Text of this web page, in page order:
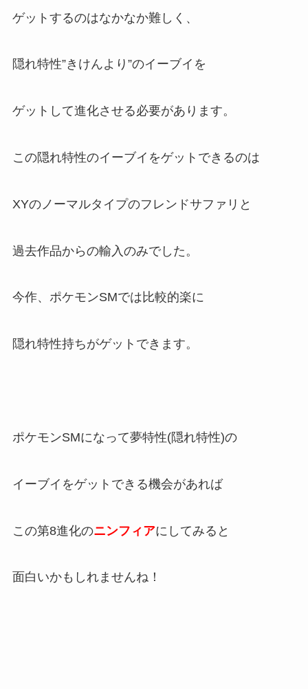
ゲットするのはなかなか難しく、
隠れ特性”きけんより”のイーブイを
ゲットして進化させる必要があります。
この隠れ特性のイーブイをゲットできるのは
XYのノーマルタイプのフレンドサファリと
過去作品からの輸入のみでした。
今作、ポケモンSMでは比較的楽に
隠れ特性持ちがゲットできます。
ポケモンSMになって夢特性(隠れ特性)の
イーブイをゲットできる機会があれば
この第8進化のニンフィアにしてみると
面白いかもしれませんね！